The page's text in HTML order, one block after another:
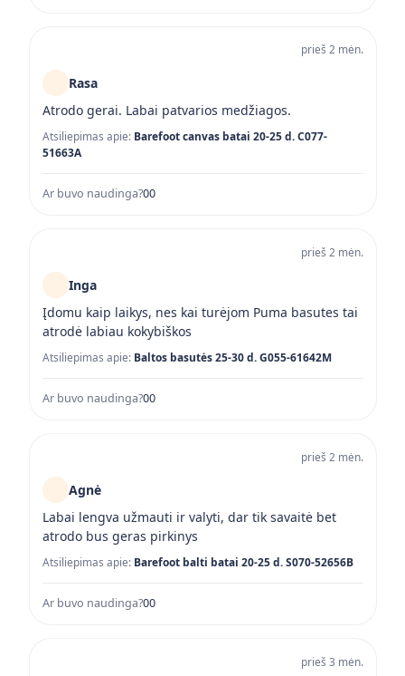
prieš 2 mėn.
Rasa
Atrodo gerai. Labai patvarios medžiagos.
Atsiliepimas apie: Barefoot canvas batai 20-25 d. C077-
51663A
Ar buvo naudinga?00
prieš 2 mėn.
Inga
Įdomu kaip laikys, nes kai turėjom Puma basutes tai
atrodė labiau kokybiškos
Atsiliepimas apie: Baltos basutės 25-30 d. G055-61642M
Ar buvo naudinga?00
prieš 2 mėn.
Agnė
Labai lengva užmauti ir valyti, dar tik savaitė bet
atrodo bus geras pirkinys
Atsiliepimas apie: Barefoot balti batai 20-25 d. S070-52656B
Ar buvo naudinga?00
prieš 3 mėn.